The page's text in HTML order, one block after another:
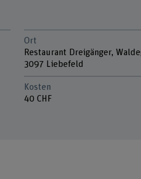
Ort
Restaurant Dreigänger,
3097 Liebefeld
Kosten
40 CHF